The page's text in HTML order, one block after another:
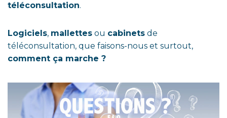
téléconsultation.
Logiciels, mallettes ou cabinets de
téléconsultation, que faisons-nous et surtout,
comment ça marche ?